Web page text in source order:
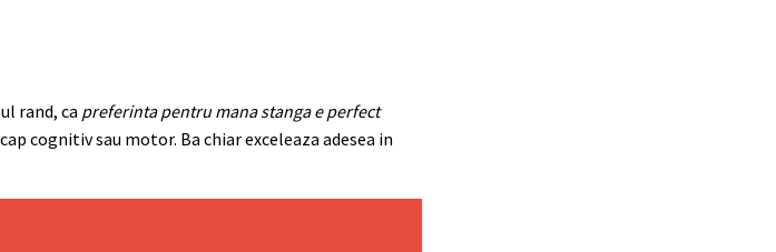
rand, ca preferinta pentru mana stanga e perfect
cognitiv sau motor. Ba chiar exceleaza adesea in